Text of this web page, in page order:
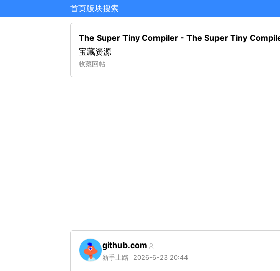
首页版块搜索
The Super Tiny Compiler - The Super Tiny
宝藏资源
收藏回帖
github.com
新手上路 2026-6-23 20:44